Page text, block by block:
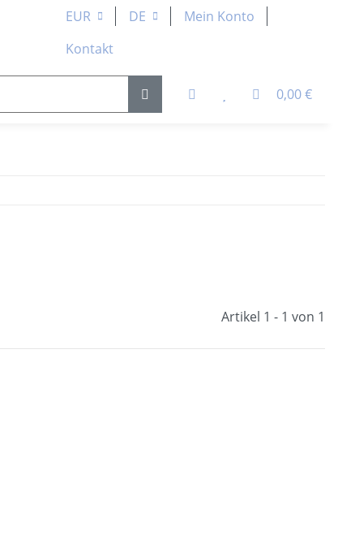
EUR DE
Mein Konto
Kontakt
0,00 €
Kugellager & Lineartechnik Pneumatik
Artikel 1 - 1 von 1